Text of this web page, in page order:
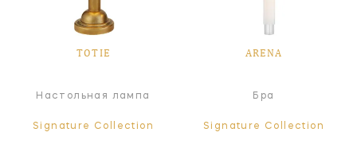
TOTIE
Настольная лампа
Signature Collection
ARENA
Бра
Signature Collection